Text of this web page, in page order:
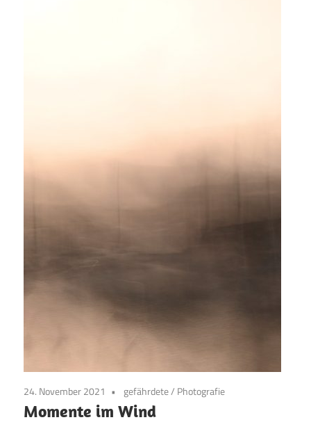
24. November 2021 gefährdete/ Photografie
Momente im Wind